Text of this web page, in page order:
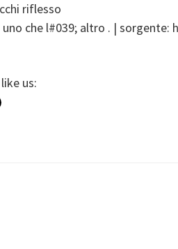
riflesso
uno che l#039; altro . |
us: